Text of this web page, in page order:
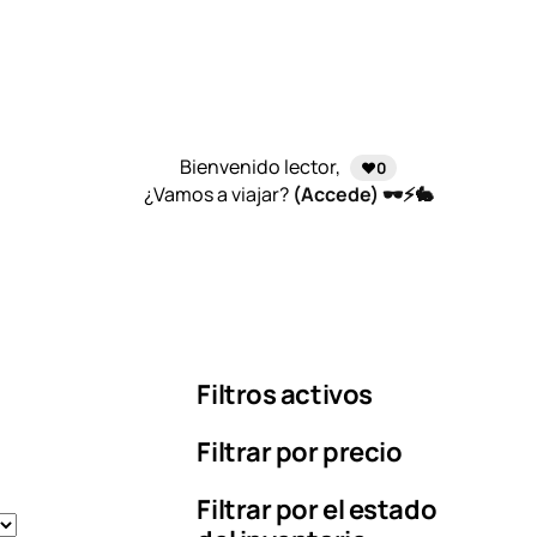
Bienvenido lector, ❤️0
¿Vamos a viajar? (Accede) 🕶️⚡🐇
Filtros activos
Filtrar por precio
Filtrar por el estado